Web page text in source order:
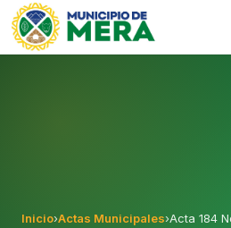
Gobierno Autónomo
Inicio›Actas Municipales›Acta 184